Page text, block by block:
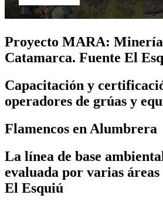
Proyecto MARA: Minería
Catamarca. Fuente El
Capacitación y
operadores de grúas y
Flamencos en Alumbrera
La línea de base
evaluada por varias
El Esquiú